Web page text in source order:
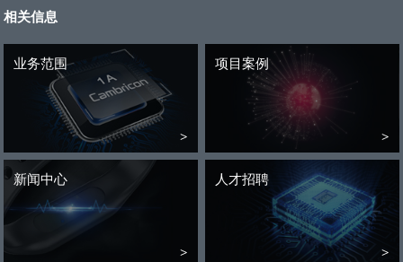
相关信息
业务范围
>
项目案例
>
新闻中心
>
人才招聘
>